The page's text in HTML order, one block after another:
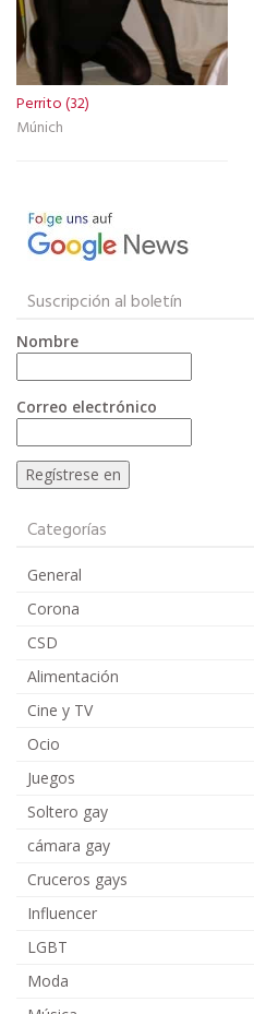
Perrito (32)
Múnich
Suscripción al boletín
Nombre
Correo electrónico
Categorías
General
Corona
CSD
Alimentación
Cine y TV
Ocio
Juegos
Soltero gay
cámara gay
Cruceros gays
Influencer
LGBT
Moda